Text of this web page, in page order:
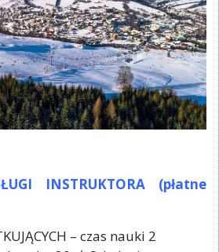
INSTRUKTORA (płatne
– czas nauki 2